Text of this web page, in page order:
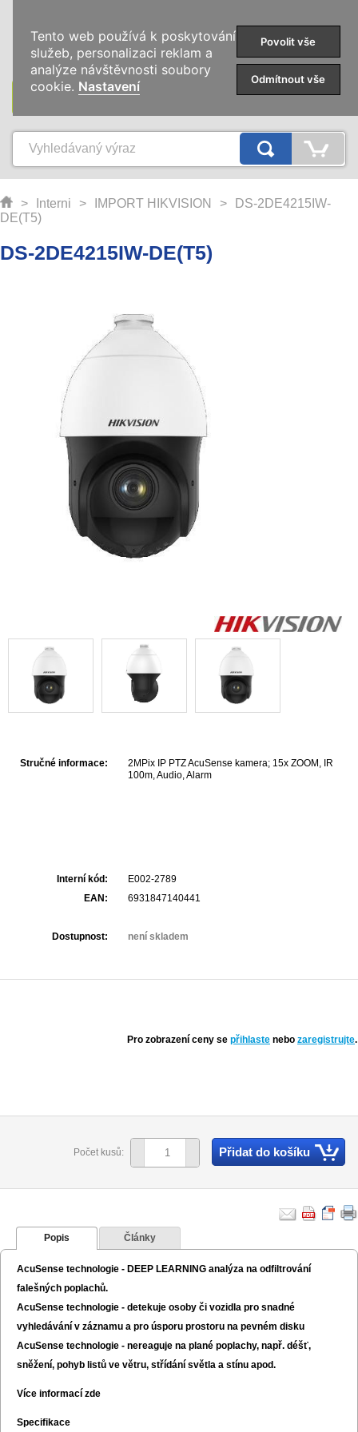
KATEGORIE
> Interni > IMPORT HIKVISION >
DS-2DE4215IW-
DE(T5)
DS-2DE4215IW-DE(T5)
Stručné informace:
2MPix IP PTZ AcuSense kamera; 15x ZOOM, IR
100m, Audio, Alarm
Interní kód:
E002-2789
EAN:
6931847140441
Dostupnost: není skladem
Pro zobrazení ceny se přihlaste nebo zaregistrujte.
Počet kusů: Přidat do košíku
Popis Články
AcuSense technologie - DEEP LEARNING analýza na odfiltrování
falešných poplachů.
AcuSense technologie - detekuje osoby či vozidla pro snadné
vyhledávání v záznamu a pro úsporu prostoru na pevném disku
AcuSense technologie - nereaguje na plané poplachy, např. déšť,
sněžení, pohyb listů ve větru, střídání světla a stínu apod.
Více informací zde
Specifikace
Tento web používá k poskytování
služeb, personalizaci reklam a
analýze návštěvnosti soubory
cookie. Nastavení
Povolit vše
Odmítnout vše